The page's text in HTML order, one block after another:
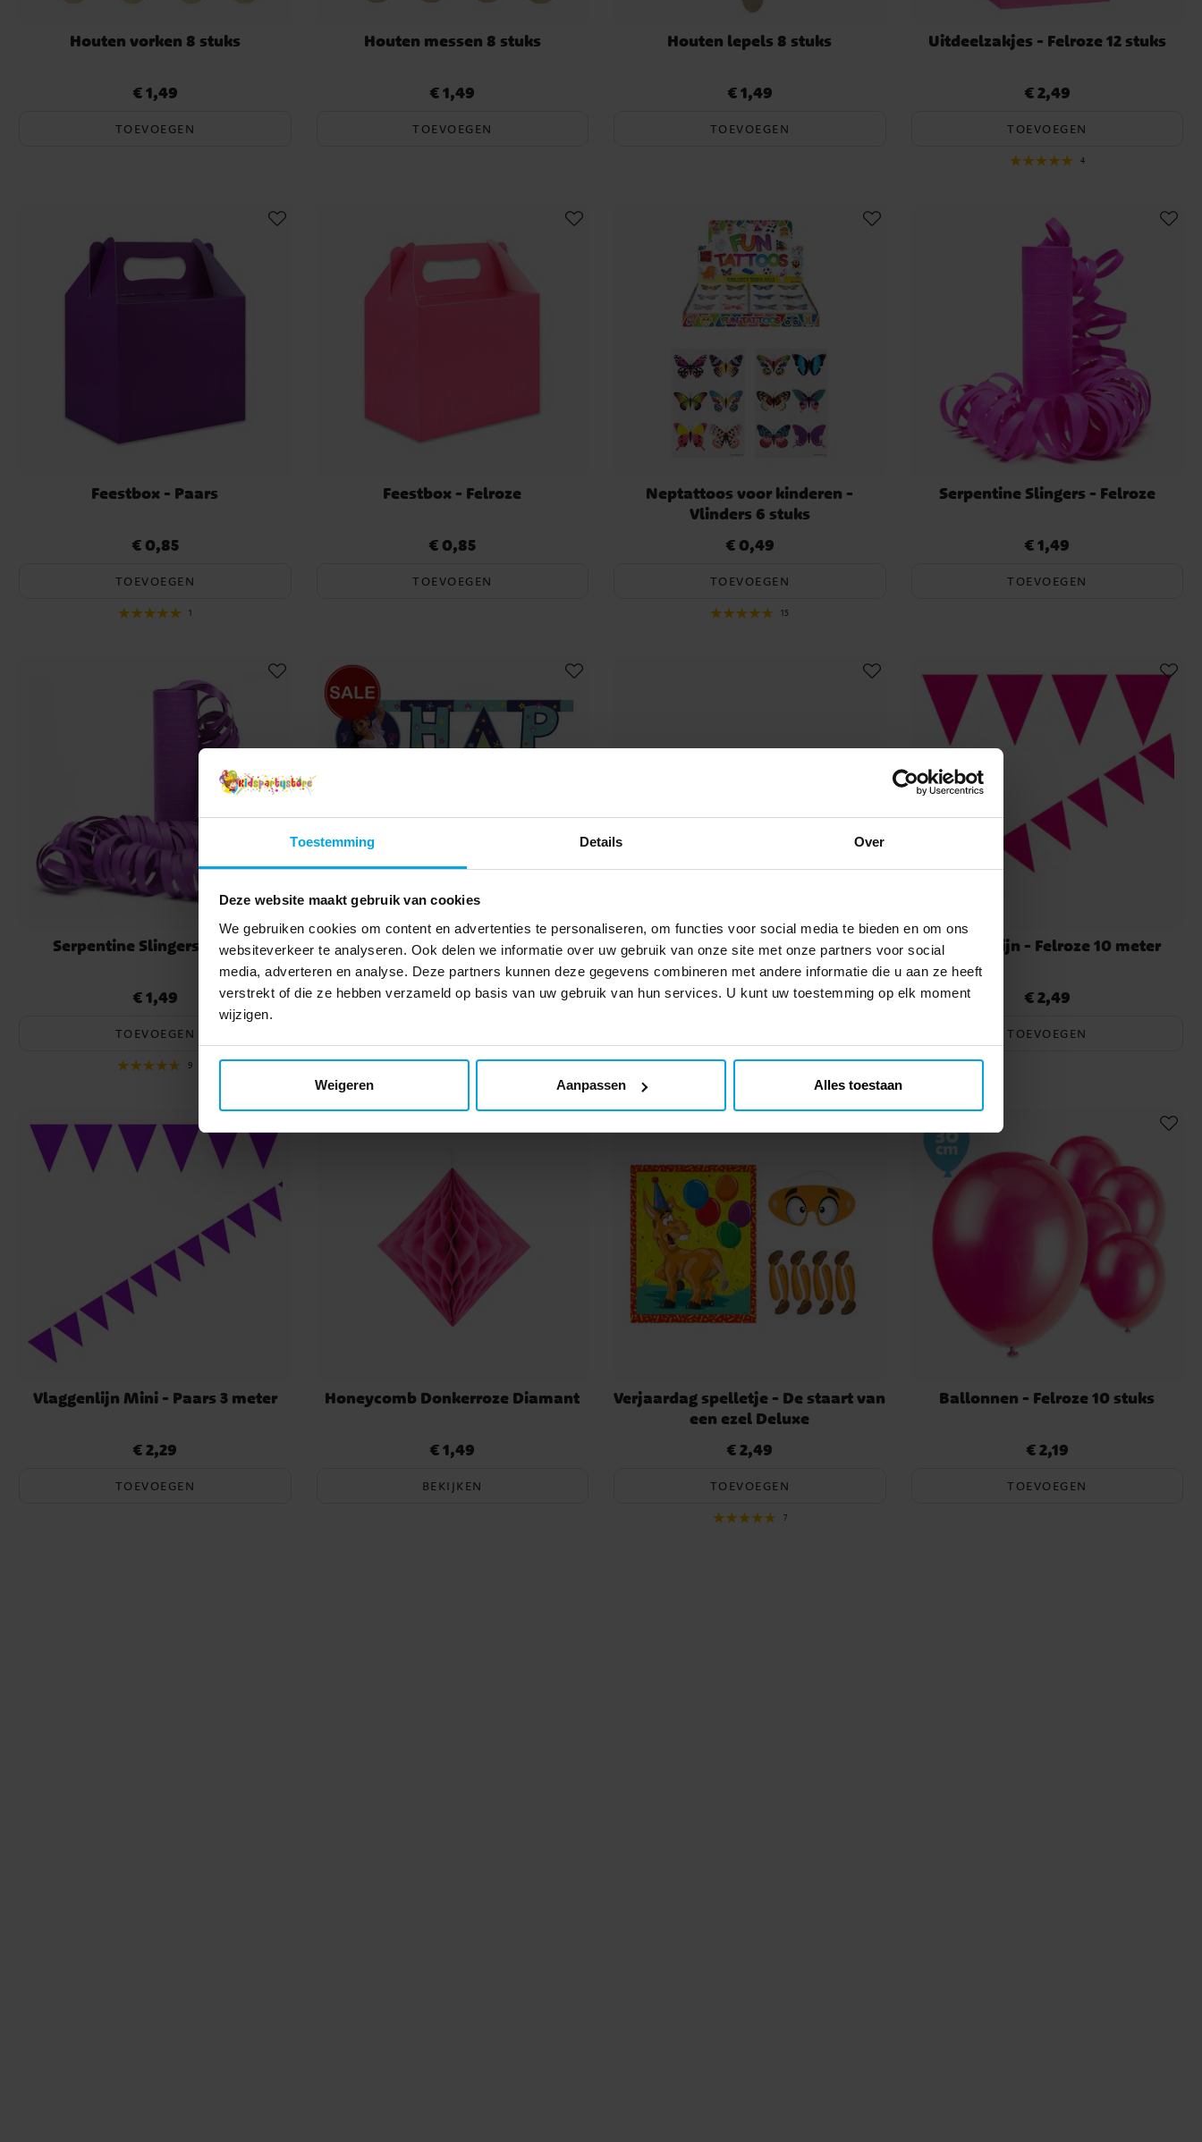
Toestemming Details Over
Deze website maakt gebruik van cookies
We gebruiken cookies om content en advertenties te personaliseren, om functies voor social media te bieden en om ons
websiteverkeer te analyseren. Ook delen we informatie over uw gebruik van onze site met onze partners voor social
media, adverteren en analyse. Deze partners kunnen deze gegevens combineren met andere informatie die u aan ze heeft
verstrekt of die ze hebben verzameld op basis van uw gebruik van hun services. U kunt uw toestemming op elk moment
wijzigen.
Weigeren Aanpassen Alles toestaan
Houten vorken 8 stuks
Prijs:€ 1,49
€ 1,49
TOEVOEGEN
Houten messen 8 stuks
Prijs:€ 1,49
€ 1,49
TOEVOEGEN
Houten lepels 8 stuks
Prijs:€ 1,49
€ 1,49
TOEVOEGEN
Uitdeelzakjes - Felroze 12 stuks
Prijs :€ 2,49
€ 2,49
TOEVOEGEN
4
Feestbox - Paars
Prijs:€ 0,85
€ 0,85
TOEVOEGEN
1
Feestbox - Felroze
Prijs:€ 0,85
€ 0,85
TOEVOEGEN
Neptattoos voor kinderen -
Vlinders 6 stuks
Prijs:€ 0,49
€ 0,49
TOEVOEGEN
15
Serpentine Slingers - Felroze
Prijs:€ 1,49
€ 1,49
TOEVOEGEN
Serpentine Slingers - Paars
Prijs:€ 1,49
€ 1,49
TOEVOEGEN
9
Encanto - Slinger Happy Birthday
Actuele prijs:€ 3,99 Vorige prijs:€ 6,49
€ 3,99 € 6,49
Vlaggenlijn - Paars 10 meter
Prijs :€ 2,49
€ 2,49
2
Vlaggenlijn - Felroze 10 meter
Prijs :€ 2,49
€ 2,49
TOEVOEGEN
Vlaggenlijn Mini - Paars 3 meter
Prijs:€ 2,29
€ 2,29
TOEVOEGEN
Honeycomb Donkerroze Diamant
Prijs:€ 1,49
€ 1,49
BEKIJKEN
Verjaardag spelletje - De staart van
een ezel Deluxe
Prijs:€ 2,49
€ 2,49
TOEVOEGEN
7
Ballonnen - Felroze 10 stuks
Prijs :€ 2,19
€ 2,19
TOEVOEGEN